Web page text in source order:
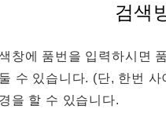
검색
창에 품번을 입력하시면
수 있습니다. (단, 한번
을 할 수 있습니다.